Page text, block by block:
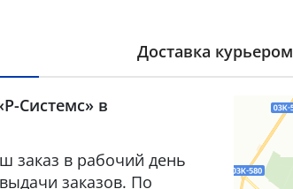
Доставка курьером
Системс» в
заказ в рабочий день
заказов. По